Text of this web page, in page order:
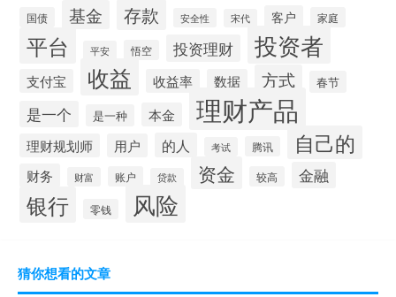
国债 基金 存款 安全性 宋代 客户 家庭
平台 平安 悟空 投资理财 投资者
支付宝 收益 收益率 数据 方式 春节
是一个 是一种 本金 理财产品
理财规划师 用户 的人 考试 腾讯 自己的
财务 财富 账户 贷款 资金 较高 金融
银行 零钱 风险
猜你想看的文章